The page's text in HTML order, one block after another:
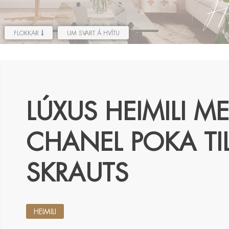
FLOKKAR UM SVART Á HVÍTU
LÚXUS HEIMILI
CHANEL POKA
SKRAUTS
HEIMILI